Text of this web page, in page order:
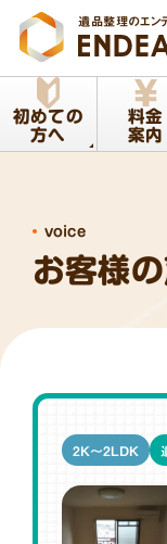
遺品整理のエン
初めての
方へ
料金
案内
お客様の
voice
2K～2LDK